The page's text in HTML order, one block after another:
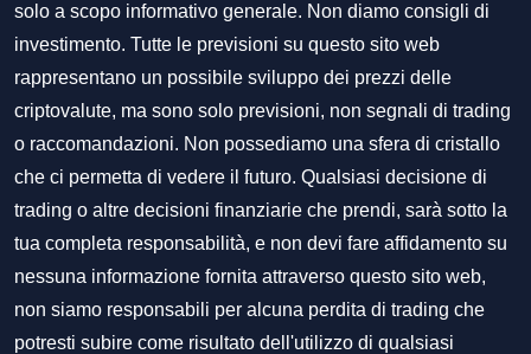
solo a scopo informativo generale. Non diamo consigli di
investimento. Tutte le previsioni su questo sito web
rappresentano un possibile sviluppo dei prezzi delle
criptovalute, ma sono solo previsioni, non segnali di trading
o raccomandazioni. Non possediamo una sfera di cristallo
che ci permetta di vedere il futuro. Qualsiasi decisione di
trading o altre decisioni finanziarie che prendi, sarà sotto la
tua completa responsabilità, e non devi fare affidamento su
nessuna informazione fornita attraverso questo sito web,
non siamo responsabili per alcuna perdita di trading che
potresti subire come risultato dell'utilizzo di qualsiasi